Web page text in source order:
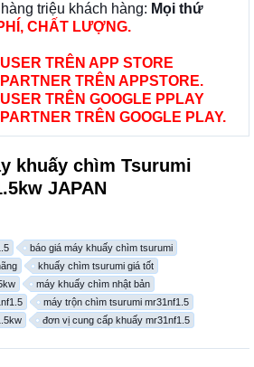
triệu khách hàng: Mọi thứ
CHẤT LƯỢNG.
TRÊN APP STORE
TRÊN APPSTORE.
TRÊN GOOGLE PPLAY
TRÊN GOOGLE PLAY.
khuấy chìm Tsurumi
JAPAN
báo giá máy khuấy chìm tsurumi
khuấy chìm tsurumi giá tốt
máy khuấy chìm nhật bản
máy trộn chìm tsurumi mr31nf1.5
đơn vị cung cấp khuấy mr31nf1.5